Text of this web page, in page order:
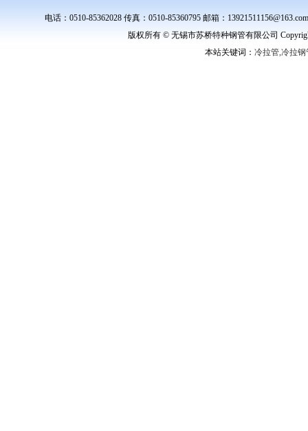
电话：0510-85362028 传真：0510-85360795 邮箱：
版权所有 © 无锡市苏桥特种钢管有限公司
本站关键词： 冷拉管,冷拉